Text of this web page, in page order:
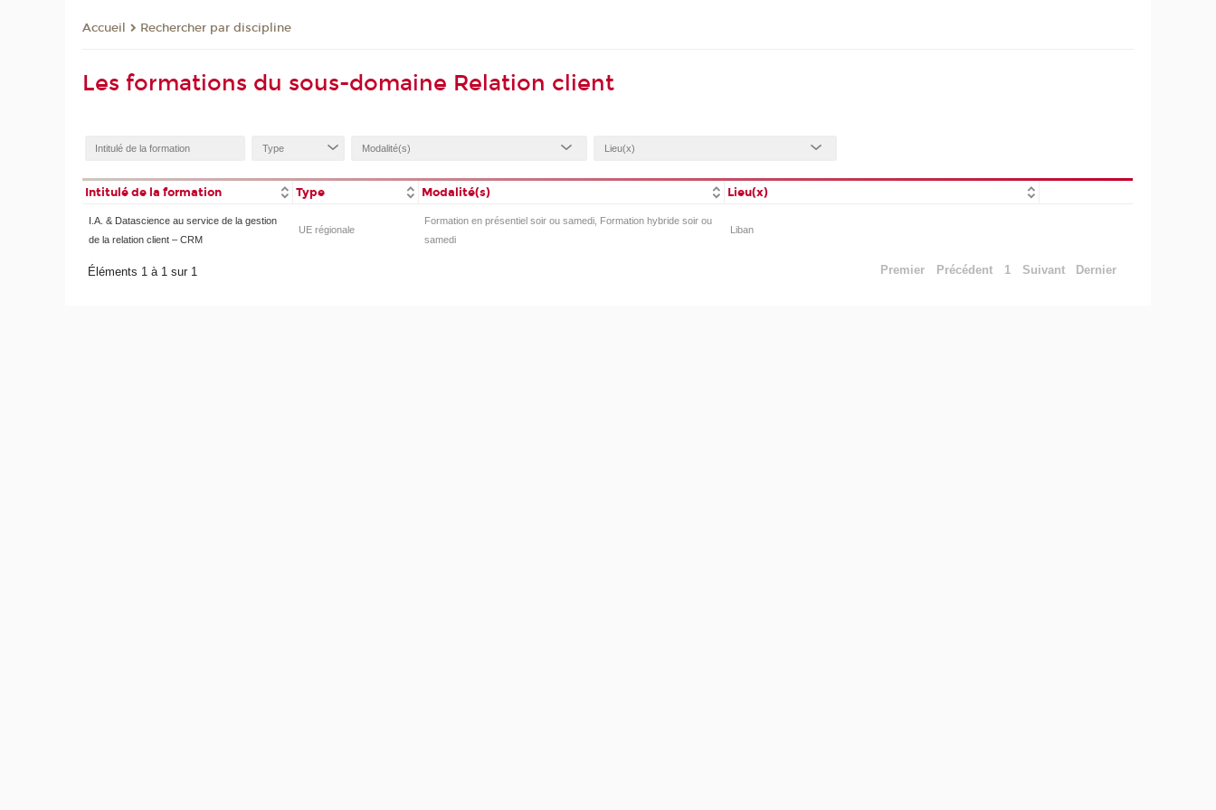
Accueil Rechercher par discipline
Les formations du sous-domaine Relation client
Intitulé de la formation Type Modalité(s) Lieu(x)
I.A. & Datascience au service de la gestion
de la relation client – CRM
UE régionale
Formation en présentiel soir ou samedi, Formation hybride soir ou
samedi
Liban
Éléments 1 à 1 sur 1 Premier Précédent 1 Suivant Dernier